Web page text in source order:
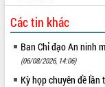
Các tin khác
Ban Chỉ đạo An ninh
(06/08/2026, 14:06)
Kỳ họp chuyên đề